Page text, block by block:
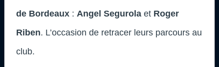
de Bordeaux : Angel Segurola et Roger
Riben. L’occasion de retracer leurs parcours au
club.